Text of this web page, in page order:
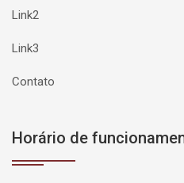
Link2
Link3
Contato
Horário de